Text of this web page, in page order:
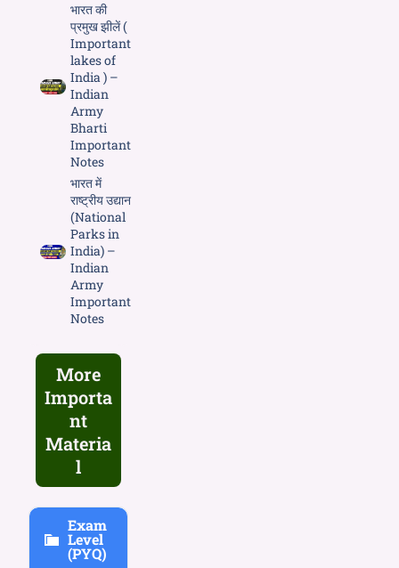
भारत की
प्रमुख झीलें (
Important
lakes of
India ) –
Indian
Army
Bharti
Important
Notes
भारत में
राष्ट्रीय उद्यान
(National
Parks in
India) –
Indian
Army
Important
Notes
More
Importa
nt
Materia
l
Exam
Level
(PYQ)